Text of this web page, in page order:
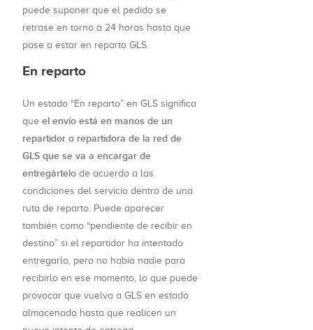
puede suponer que el pedido se
retrase en torno a 24 horas hasta que
pase a estar en reparto GLS.
En reparto
Un estado “En reparto” en GLS significa
que el envío está en manos de un
repartidor o repartidora de la red de
GLS que se va a encargar de
entregártelo de acuerdo a las
condiciones del servicio dentro de una
ruta de reparto. Puede aparecer
también como “pendiente de recibir en
destino” si el repartidor ha intentado
entregarlo, pero no había nadie para
recibirlo en ese momento, lo que puede
provocar que vuelva a GLS en estado
almacenado hasta que realicen un